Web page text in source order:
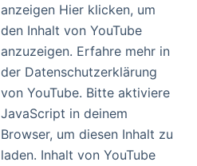
anzeigen Hier klicken, um
den Inhalt von YouTube
anzuzeigen. Erfahre mehr in
der Datenschutzerklärung
von YouTube. Bitte aktiviere
JavaScript in deinem
Browser, um diesen Inhalt zu
laden. Inhalt von YouTube